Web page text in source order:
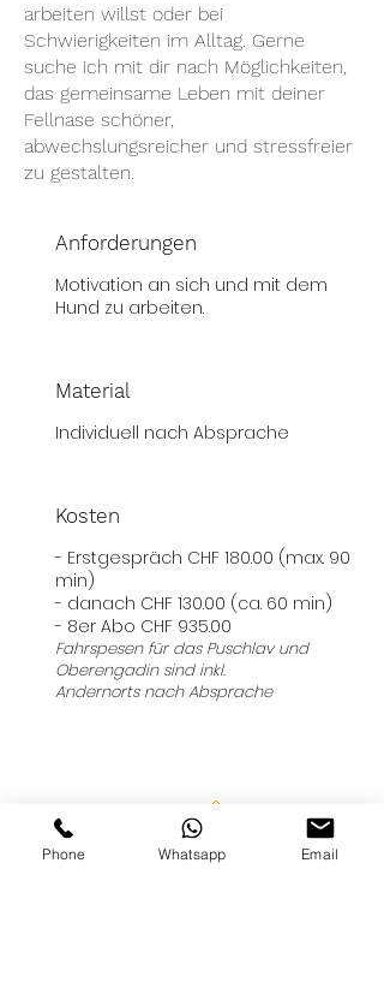
arbeiten willst oder bei
Schwierigkeiten im Alltag. Gerne
suche ich mit dir nach Möglichkeiten,
das gemeinsame Leben mit deiner
Fellnase schöner,
abwechslungsreicher und stressfreier
zu gestalten.
Anforderungen
Motivation an sich und mit dem
Hund zu arbeiten.
Material
Individuell nach Absprache
Kosten
- Erstgespräch CHF 180.00 (max. 90
min)
- danach CHF 130.00 (ca. 60 min)
- 8er Abo CHF 935.00
Fahrspesen für das Puschlav und
Oberengadin sind inkl.
Andernorts nach Absprache
Anmelden
Phone Whatsapp Email